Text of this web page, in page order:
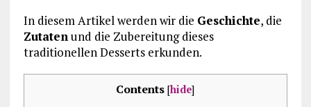
In diesem Artikel werden wir die Geschichte, die
Zutatenund die Zubereitung dieses
traditionellen Desserts erkunden.
Contents [hide]